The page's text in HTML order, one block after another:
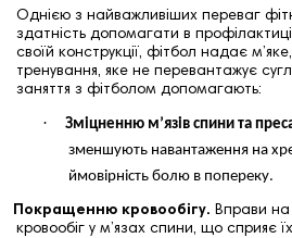
Однією з найважливіших переваг
здатність допомагати в
своїй конструкції, фітбол надає
тренування, яке не перевантажує
заняття з фітболом допомагають:
· Зміцненню м’язів спини та
зменшують навантаження на
ймовірність болю в попереку.
Покращенню кровообігу. Вправи на
кровообіг у м’язах спини, що сприяє